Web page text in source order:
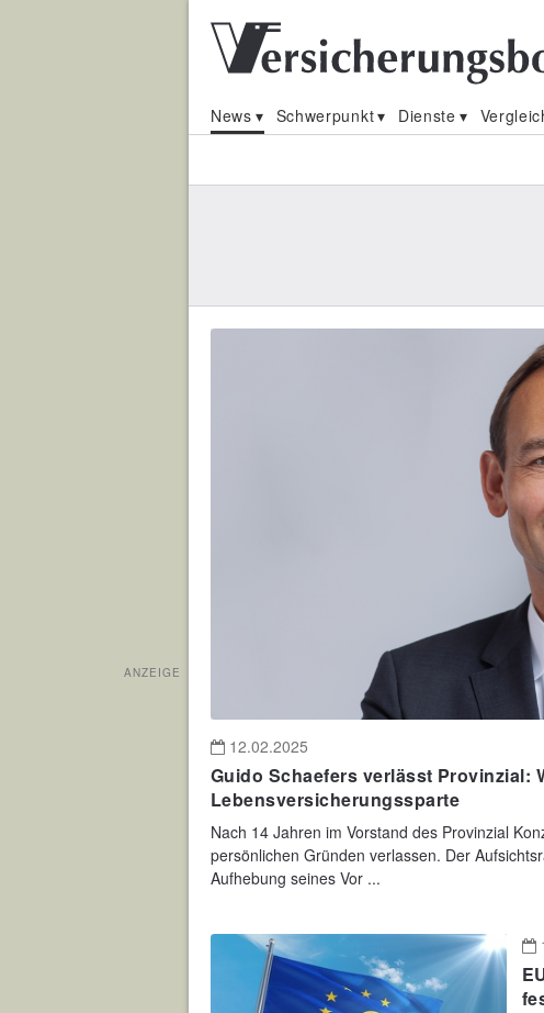
News Schwerpunkt Dienste
12.02.2025
Guido Schaefers verlässt Provinzial:
Lebensversicherungssparte
Nach 14 Jahren im Vorstand des Provinzial
persönlichen Gründen verlassen. Der
Aufhebung seines Vor ...
ANZEIGE